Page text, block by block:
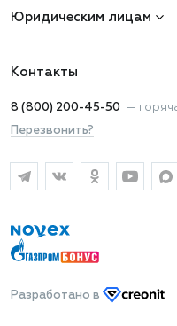
Юридическим лицам
Контакты
8 (800) 200-45-50 —
Перезвонить?
Разработано в